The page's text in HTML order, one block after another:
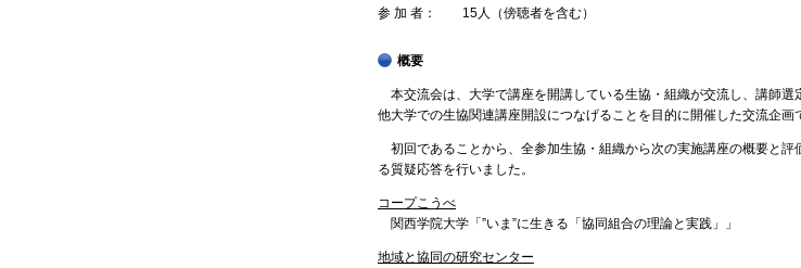
参 加 者：
15人（傍聴者を含む）
概要
本交流会は、大学で講座を開講している生協・組織が交流し、講師選
他大学での生協関連講座開設につなげることを目的に開催した交流企画
初回であることから、全参加生協・組織から次の実施講座の概要と
る質疑応答を行いました。
コープこうべ
関西学院大学「”いま”に生きる「協同組合の理論と実践」」
地域と協同の研究センター